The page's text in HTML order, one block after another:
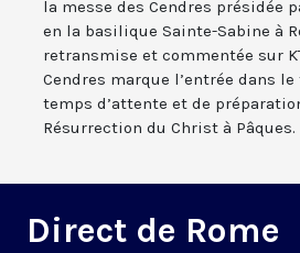
la messe des Cendres présidée
en la basilique Sainte-Sabine à
retransmise et commentée sur
Cendres marque l’entrée dans
temps d’attente et de
Résurrection du Christ à Pâques.
Direct de Rome